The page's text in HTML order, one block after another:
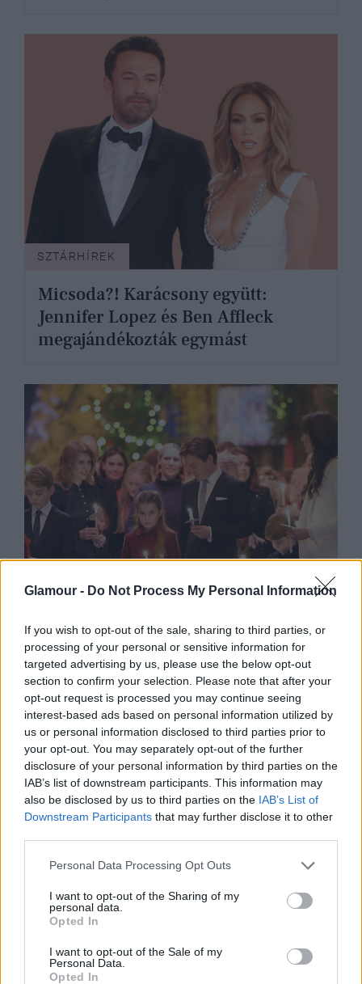
Glamour - Do Not Process My Personal Information
If you wish to opt-out of the sale, sharing to third parties, or
processing of your personal or sensitive information for
targeted advertising by us, please use the below opt-out
section to confirm your selection. Please note that after your
opt-out request is processed you may continue seeing
interest-based ads based on personal information utilized by
us or personal information disclosed to third parties prior to
your opt-out. You may separately opt-out of the further
disclosure of your personal information by third parties on the
IAB’s list of downstream participants. This information may
also be disclosed by us to third parties on the IAB’s List of
Downstream Participants that may further disclose it to other
Please note that this website/app uses one or more Google
not limited to your visit or usage behaviour. You may click to
grant or deny consent to Google and its third-party tags to
use your data for below specified purposes in below Google
consent section.
Personal Data Processing Opt Outs
I want to opt-out of the Sharing of my
personal data.
Opted In
I want to opt-out of the Sale of my
Personal Data.
Opted In
SZTÁRHÍREK
Micsoda?! Karácsony együtt:
Jennifer Lopez és Ben Affleck
megajándékozták egymást
Egészségügyi okból, utolsó
pillanatban változtatott programján
a királyi család egyik tagja
ÉLETMÓD